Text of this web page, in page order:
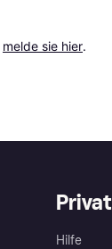
melde sie hier.
Privat
Hilfe